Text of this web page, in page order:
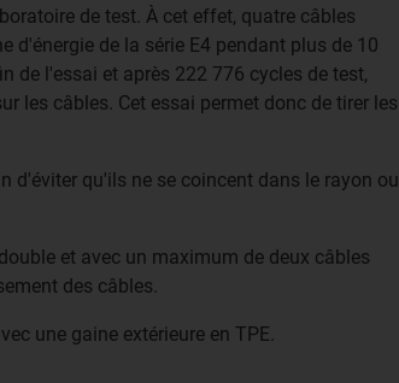
de test. À cet effet, quatre câbles
d'énergie de la série E4 pendant plus de 10
de l'essai et après 222 776 cycles de test,
les câbles. Cet essai permet donc de tirer les
d'éviter qu'ils ne se coincent dans le rayon ou
et avec un maximum de deux câbles
des câbles.
une gaine extérieure en TPE.